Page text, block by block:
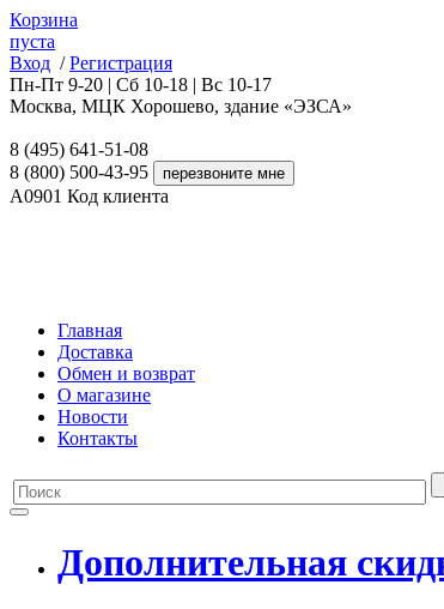
Корзина
пуста
Вход / Регистрация
Пн-Пт 9-20 | Сб 10-18 | Вс 10-17
Москва, МЦК Хорошево, здание «ЭЗСА»
8 (495) 641-51-08
8 (800) 500-43-95
A0901 Код клиента
Главная
Доставка
Обмен и возврат
О магазине
Новости
Контакты
Дополнительная